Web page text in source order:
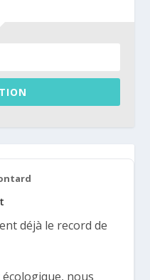
déjà le record de
écologique, nous